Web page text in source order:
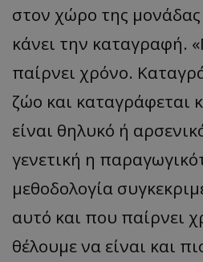
στον χώρο της
κάνει την καταγραφή.
παίρνει χρόνο.
ζώο και καταγράφεται
είναι θηλυκό ή
γενετική η
μεθοδολογία
αυτό και που παίρνει
θέλουμε να είναι και